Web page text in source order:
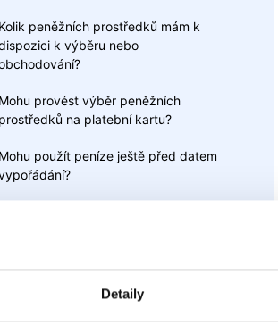
Detaily
Kolik peněžních prostředků mám k
k výběru nebo
Mohu provést výběr peněžních
prostředků na platební kartu?
Mohu použít peníze ještě před datem
Všechny články